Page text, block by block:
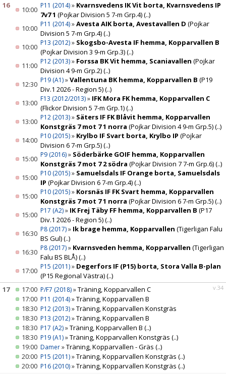
16
10:00 P11 (2014)» Kvarnsvedens IK Vit borta, Kvarnsvedens IP
7v7 1 (Pojkar Division 5 7-m Grp.4)(..)
10:00 P11 (2014)»Avesta AIK borta, Avestavallen D (Pojkar
Division 5 7-m Grp.4)(..)
10:00 P13 (2012)» Skogsbo-Avesta IF hemma, Kopparvallen B
(Pojkar Division 3 9-m Grp.3)(..)
11:00 P12 (2013)» Forssa BK Vit hemma, Scaniavallen (Pojkar
Division 4 9-m Grp.2)(..)
12:30 P19 (A1)»Vallentuna BK hemma, Kopparvallen B (P19
Div.1 2026 - Region 5)(..)
13:00 F13 (2012/2013)» IFK Mora FK hemma, Kopparvallen C
(Flickor Division 5 7-m Grp.1)(..)
13:00 P12 (2013)» Säters IF FK Blåvit hemma, Kopparvallen
Konstgräs 7 mot 7 1 norra (Pojkar Division 4 9-m Grp.5)(..)
14:00 P10 (2015)» Krylbo IF Svart borta, Krylbo IP (Pojkar
Division 6 7-m Grp.5)(..)
15:00 P9 (2016)» Söderbärke GOIF hemma, Kopparvallen
Konstgräs 7 mot 7 2 södra (Pojkar Division 7 7-m Grp.6)(..)
15:00 P10 (2015)» Samuelsdals IF Orange borta, Samuelsdals
IP (Pojkar Division 6 7-m Grp.4)(..)
15:00 P10 (2015)» Korsnäs IF FK Svart hemma, Kopparvallen
Konstgräs 7 mot 7 1 norra (Pojkar Division 6 7-m Grp.5)(..)
15:00 P17 (A2)» IK Frej Täby FF hemma, Kopparvallen B (P17
Div.1 2026 - Region 5)(..)
16:30 P8 (2017)» Ik brage hemma, Kopparvallen (Tigerligan Falu
BS Gul)(..)
16:30 P8 (2017)» Kvarnsveden hemma, Kopparvallen (Tigerligan
Falu BS BLÅ)(..)
17:00 P15 (2011)» Degerfors IF (P15) borta, Stora Valla B-plan
(P15 Regional Västra)(..)
v.34
17 17:00 P/F7 (2018)»Träning, Kopparvallen C
17:00 P11 (2014)»Träning, Kopparvallen B
18:30 P12 (2013)»Träning, Kopparvallen Konstgräs
18:30 P13 (2012)»Träning, Kopparvallen B
18:30 P17 (A2)»Träning, Kopparvallen B (..)
18:30 P19 (A1)»Träning, Kopparvallen Konstgräs (..)
19:00 Damer»Träning, Kopparvallen - Gräs (..)
20:00 P15 (2011)»Träning, Kopparvallen Konstgräs (..)
20:00 P16 (2010)»Träning, Kopparvallen Konstgräs (..)